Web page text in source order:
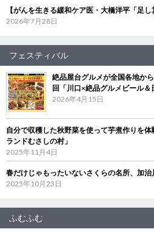
【がんを生きる緩和ケア医・大橋洋平「足
2026年7月28日
フェスティバル
絶品屋台グルメが全国各地か
回「川口×絶品グルメビール
2026年4月15日
自分で収穫した秋野菜を使って芋煮作りを
ランドむさしの村」
2025年11月4日
春だけじゃもったいないさくらの名所、加治
2025年10月23日
ふむふむ